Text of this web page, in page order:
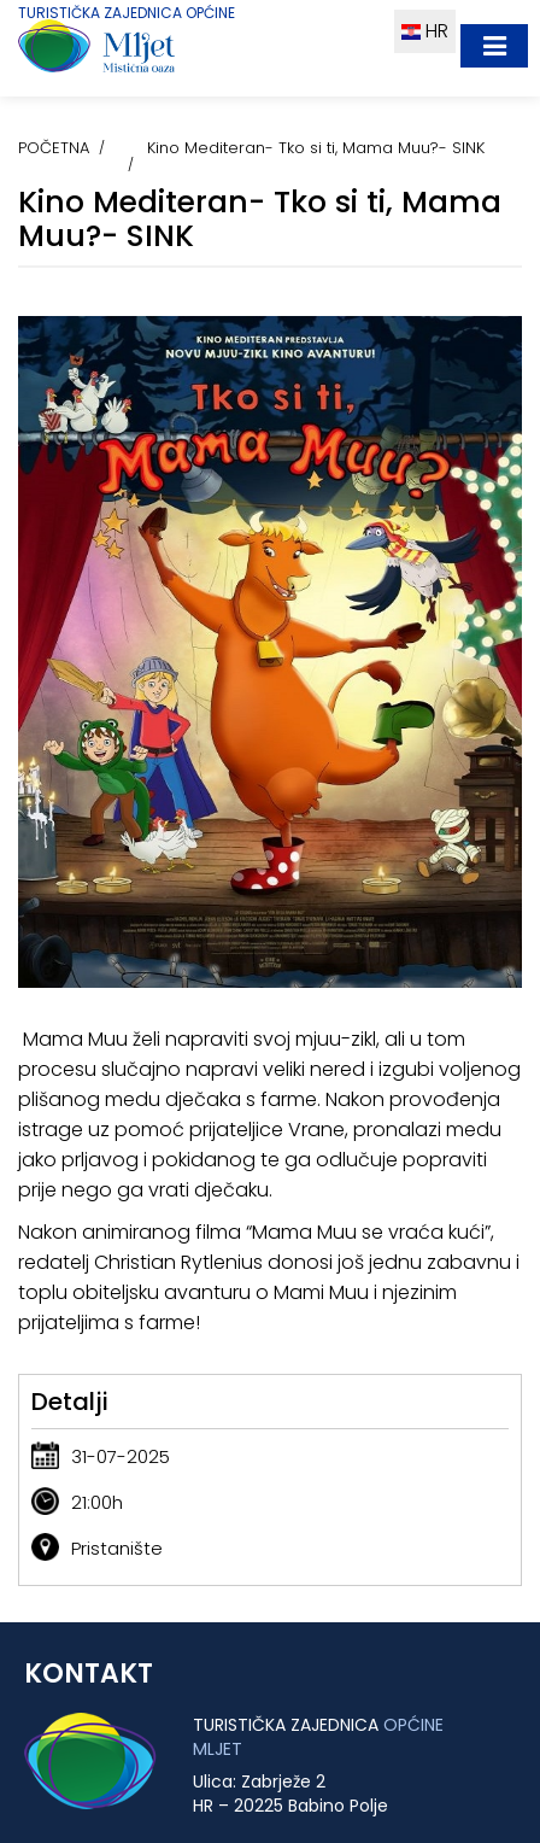
TURISTIČKA ZAJEDNICA OPĆINE
HR
POČETNA Kino Mediteran- Tko si ti, Mama Muu?- SINK
Kino Mediteran- Tko si ti, Mama
Muu?- SINK
Mama Muu želi napraviti svoj mjuu-zikl, ali u tom
procesu slučajno napravi veliki nered i izgubi voljenog
plišanog medu dječaka s farme. Nakon provođenja
istrage uz pomoć prijateljice Vrane, pronalazi medu
jako prljavog i pokidanog te ga odlučuje popraviti
prije nego ga vrati dječaku.
Nakon animiranog filma “Mama Muu se vraća kući”,
redatelj Christian Rytlenius donosi još jednu zabavnu i
toplu obiteljsku avanturu o Mami Muu i njezinim
prijateljima s farme!
Detalji
31-07-2025
21:00h
Pristanište
KONTAKT
TURISTIČKA ZAJEDNICA OPĆINE
MLJET
Ulica: Zabrježe 2
HR – 20225 Babino Polje